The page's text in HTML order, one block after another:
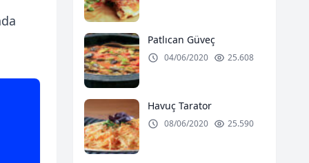
Patlıcan Güveç
04/06/2020 25.608
Havuç Tarator
08/06/2020 25.590